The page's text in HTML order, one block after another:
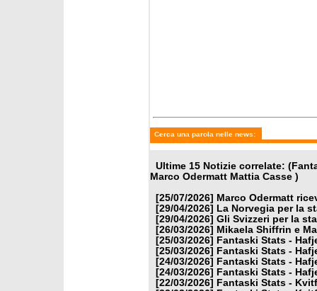
Cerca una parola nelle news:
Ultime 15 Notizie correlate:
Marco Odermatt Mattia Casse )
[25/07/2026] Marco Odermatt
[29/04/2026]
La Norvegia per la
[29/04/2026] Gli Svizzeri per la
[26/03/2026] Mikaela Shiffrin e
[25/03/2026]
Fantaski Stats -
[25/03/2026]
Fantaski Stats -
[24/03/2026]
Fantaski Stats -
[24/03/2026]
Fantaski Stats -
[22/03/2026]
Fantaski Stats -